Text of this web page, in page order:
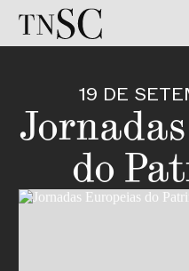
19 DE
do
GALERIA